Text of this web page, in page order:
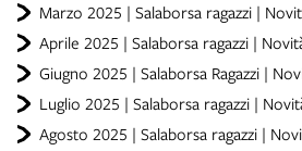
Marzo 2025 | Salaborsa ragazzi |
Aprile 2025 | Salaborsa ragazzi |
Giugno 2025 | Salaborsa Ragazzi |
Luglio 2025 | Salaborsa ragazzi |
Agosto 2025 | Salaborsa ragazzi |